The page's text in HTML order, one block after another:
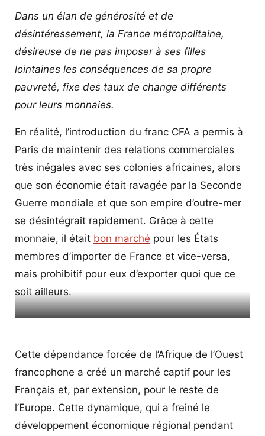
Dans un élan de générosité et de
désintéressement, la France métropolitaine,
désireuse de ne pas imposer à ses filles
lointaines les conséquences de sa propre
pauvreté, fixe des taux de change différents
pour leurs monnaies.
En réalité, l’introduction du franc CFA a permis à
Paris de maintenir des relations commerciales
très inégales avec ses colonies africaines, alors
que son économie était ravagée par la Seconde
Guerre mondiale et que son empire d’outre-mer
se désintégrait rapidement. Grâce à cette
monnaie, il était bon marché pour les États
membres d’importer de France et vice-versa,
mais prohibitif pour eux d’exporter quoi que ce
soit ailleurs.
Times).
Cette dépendance forcée de l’Afrique de l’Ouest
francophone a créé un marché captif pour les
Français et, par extension, pour le reste de
l’Europe. Cette dynamique, qui a freiné le
développement économique régional pendant